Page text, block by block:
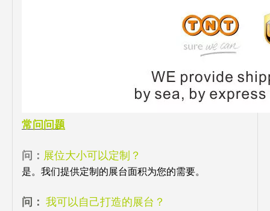
常问问题
问： 展位大小可以定制？
是。我们提供定制的展台面积为您的需要。
问： 我可以自己打造的展台？